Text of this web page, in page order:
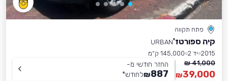
פתח תקווה
קיה ספורטז'URBAN
2015 יד 2
145,000 ק״מ
41,000 ₪
39,000
₪
החזר חודשי מ-
887
₪לחודש*